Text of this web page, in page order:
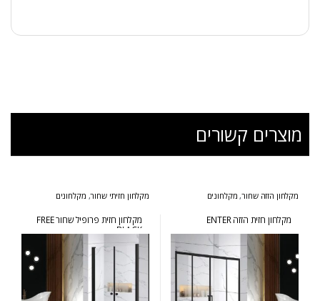
מוצרים קשורים
מקלחון הזזה שחור, מקלחונים
מקלחון חזית הזזה ENTER
מקלחון חזיתי שחור, מקלחונים
מקלחון חזית פרופיל שחור FREE
BLACK